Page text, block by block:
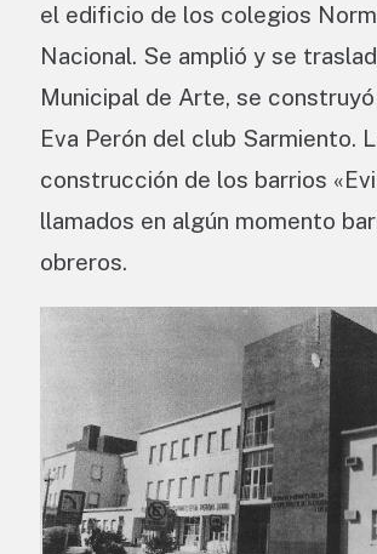
el edificio de los colegios
Nacional.​ Se amplió y se
Municipal de Arte, se
Eva Perón del club Sarmiento.
construcción de los barrios
llamados en algún momento
obreros.